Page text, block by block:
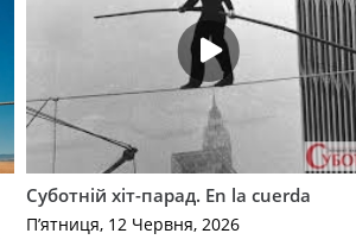
Суботній хіт-парад. En la cuerda
П’ятниця, 12 Червня, 2026